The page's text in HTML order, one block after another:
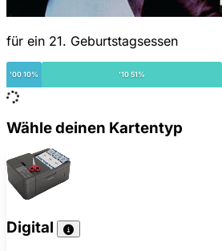
für ein 21. Geburtstagsessen
'00 10% '10 51%
Wähle deinen Kartentyp
Digital